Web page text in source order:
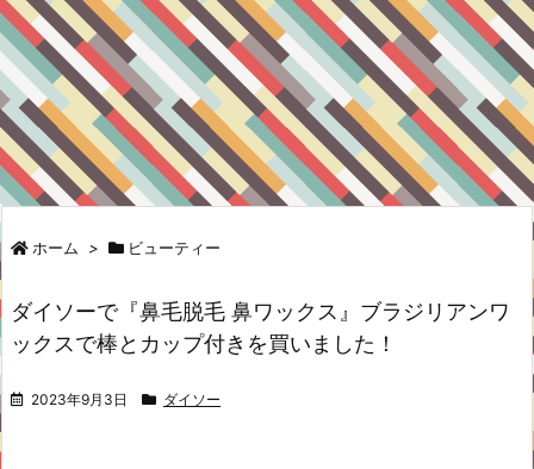
ホーム > ビューティー
ダイソーで『鼻毛脱毛 鼻ワックス』ブラジリアンワ
ックスで棒とカップ付きを買いました！
2023年9月3日 ダイソー